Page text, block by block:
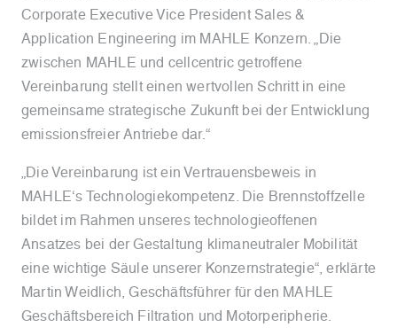
Corporate Executive Vice President Sales &
Application Engineering im MAHLE Konzern. „Die
zwischen MAHLE und cellcentric getroffene
Vereinbarung stellt einen wertvollen Schritt in eine
gemeinsame strategische Zukunft bei der Entwicklung
emissionsfreier Antriebe dar.“
„Die Vereinbarung ist ein Vertrauensbeweis in
MAHLE‘s Technologiekompetenz. Die Brennstoffzelle
bildet im Rahmen unseres technologieoffenen
Ansatzes bei der Gestaltung klimaneutraler Mobilität
eine wichtige Säule unserer Konzernstrategie“, erklärte
Martin Weidlich, Geschäftsführer für den MAHLE
Geschäftsbereich Filtration und Motorperipherie.